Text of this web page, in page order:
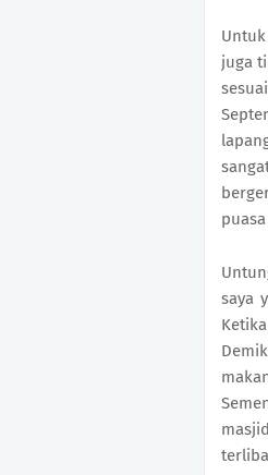
juga
saya